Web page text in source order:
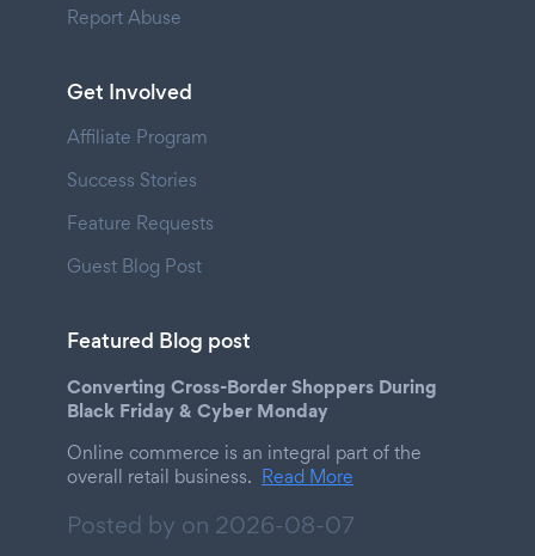
Report Abuse
Get Involved
Affiliate Program
Success Stories
Feature Requests
Guest Blog Post
Featured Blog post
Converting Cross-Border Shoppers During
Black Friday & Cyber Monday
Online commerce is an integral part of the
overall retail business. Read More
Posted by on 2026-08-07